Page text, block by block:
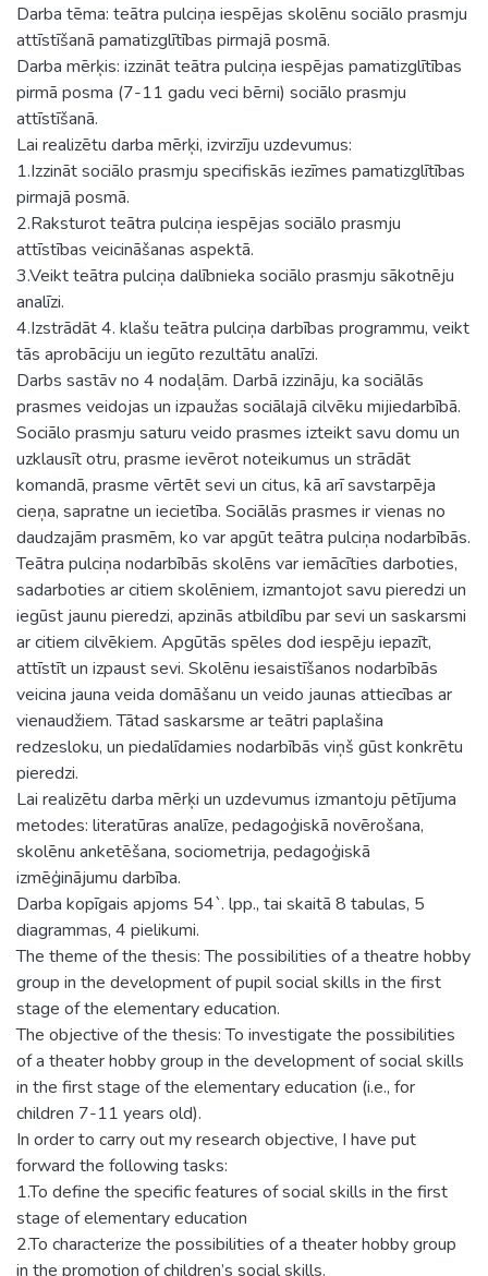
Darba tēma: teātra pulciņa iespējas skolēnu sociālo prasmju
attīstīšanā pamatizglītības pirmajā posmā.
Darba mērķis: izzināt teātra pulciņa iespējas pamatizglītības
pirmā posma (7-11 gadu veci bērni) sociālo prasmju
attīstīšanā.
Lai realizētu darba mērķi, izvirzīju uzdevumus:
1.Izzināt sociālo prasmju specifiskās iezīmes pamatizglītības
pirmajā posmā.
2.Raksturot teātra pulciņa iespējas sociālo prasmju
attīstības veicināšanas aspektā.
3.Veikt teātra pulciņa dalībnieka sociālo prasmju sākotnēju
analīzi.
4.Izstrādāt 4. klašu teātra pulciņa darbības programmu, veikt
tās aprobāciju un iegūto rezultātu analīzi.
Darbs sastāv no 4 nodaļām. Darbā izzināju, ka sociālās
prasmes veidojas un izpaužas sociālajā cilvēku mijiedarbībā.
Sociālo prasmju saturu veido prasmes izteikt savu domu un
uzklausīt otru, prasme ievērot noteikumus un strādāt
komandā, prasme vērtēt sevi un citus, kā arī savstarpēja
cieņa, sapratne un iecietība. Sociālās prasmes ir vienas no
daudzajām prasmēm, ko var apgūt teātra pulciņa nodarbībās.
Teātra pulciņa nodarbībās skolēns var iemācīties darboties,
sadarboties ar citiem skolēniem, izmantojot savu pieredzi un
iegūst jaunu pieredzi, apzinās atbildību par sevi un saskarsmi
ar citiem cilvēkiem. Apgūtās spēles dod iespēju iepazīt,
attīstīt un izpaust sevi. Skolēnu iesaistīšanos nodarbībās
veicina jauna veida domāšanu un veido jaunas attiecības ar
vienaudžiem. Tātad saskarsme ar teātri paplašina
redzesloku, un piedalīdamies nodarbībās viņš gūst konkrētu
pieredzi.
Lai realizētu darba mērķi un uzdevumus izmantoju pētījuma
metodes: literatūras analīze, pedagoģiskā novērošana,
skolēnu anketēšana, sociometrija, pedagoģiskā
izmēģinājumu darbība.
Darba kopīgais apjoms 54`. lpp., tai skaitā 8 tabulas, 5
diagrammas, 4 pielikumi.
The theme of the thesis: The possibilities of a theatre hobby
group in the development of pupil social skills in the first
stage of the elementary education.
The objective of the thesis: To investigate the possibilities
of a theater hobby group in the development of social skills
in the first stage of the elementary education (i.e., for
children 7-11 years old).
In order to carry out my research objective, I have put
forward the following tasks:
1.To define the specific features of social skills in the first
stage of elementary education
2.To characterize the possibilities of a theater hobby group
in the promotion of children’s social skills.